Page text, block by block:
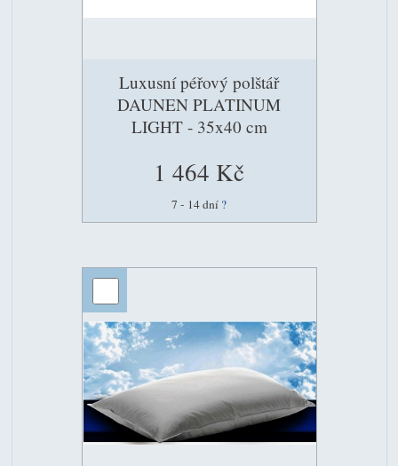
Luxusní péřový polštář
DAUNEN PLATINUM
LIGHT - 35x40 cm
1 464 Kč
7 - 14 dní ?